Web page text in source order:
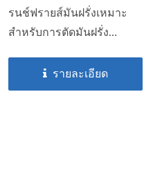
รนช์ฟรายส์มันฝรั่งเหมาะ
สำหรับการตัดมันฝรั่ง
รายละเอียด